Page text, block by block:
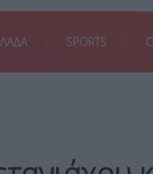
SPORTS